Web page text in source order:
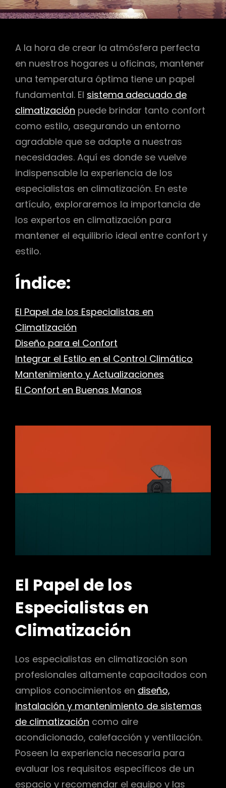
A la hora de crear la atmósfera perfecta
en nuestros hogares u oficinas, mantener
una temperatura óptima tiene un papel
fundamental. El sistema adecuado de
climatización puede brindar tanto confort
como estilo, asegurando un entorno
agradable que se adapte a nuestras
necesidades. Aquí es donde se vuelve
indispensable la experiencia de los
especialistas en climatización. En este
artículo, exploraremos la importancia de
los expertos en climatización para
mantener el equilibrio ideal entre confort y
estilo.
Índice:
El Papel de los Especialistas en
Climatización
Diseño para el Confort
Integrar el Estilo en el Control Climático
Mantenimiento y Actualizaciones
El Confort en Buenas Manos
El Papel de los
Especialistas en
Climatización
Los especialistas en climatización son
profesionales altamente capacitados con
amplios conocimientos en diseño,
instalación y mantenimiento de sistemas
de climatización como aire
acondicionado, calefacción y ventilación.
Poseen la experiencia necesaria para
evaluar los requisitos específicos de un
espacio y recomendar el equipo y las